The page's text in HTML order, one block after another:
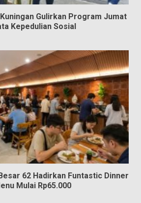
Gulirkan Program Jumat
Kepedulian Sosial
62 Hadirkan Funtastic Dinner
Mulai Rp65.000